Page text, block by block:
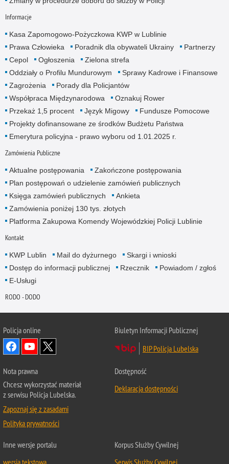
Informacje
Kasa Zapomogowo-Pożyczkowa KWP w Lublinie
Prawa Człowieka
Poradnik dla obywateli Ukrainy
Partnerzy
Cepol
Ogłoszenia
Zielona strefa
Oddziały o Profilu Mundurowym
Sprawy Kadrowe i Finansowe
Zagrożenia
Porady dla Policjantów
Współpraca Międzynarodowa
Oznakuj Rower
Przekaż 1,5 procent
Język Migowy
Fundusze Pomocowe
Projekty dofinansowane ze środków Budżetu Państwa
Emerytura policyjna - prawo wyboru od 1.01.2025 r.
Zamówienia Publiczne
Aktualne postępowania
Zakończone postępowania
Plan postępowań o udzielenie zamówień publicznych
Księga zamówień publicznych
Ankieta
Zamówienia poniżej 130 tys. złotych
Platforma Zakupowa Komendy Wojewódzkiej Policji Lublinie
Kontakt
KWP Lublin Mail do dyżurnego
Skargi i wnioski
Dostęp do informacji publicznej
Rzecznik
Powiadom / zgłoś
E-Usługi
RODO - DODO
Policja online
Biuletyn Informacji Publicznej
BIP Policja Lubelska
Nota prawna
Chcesz wykorzystać materiał
z serwisu Policja Lubelska.
Zapoznaj się z zasadami
Polityka prywatności
Dostępność
Deklaracja dostępności
Inne wersje portalu
Korpus Służby Cywilnej